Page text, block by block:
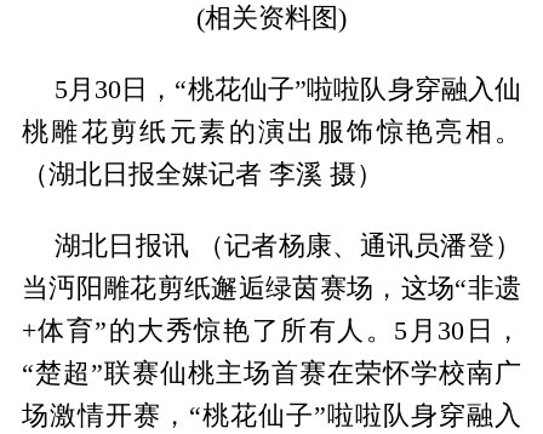
(相关资料图)
5月30日，“桃花仙子”啦啦队身穿融入仙
桃雕花剪纸元素的演出服饰惊艳亮相。
（湖北日报全媒记者 李溪 摄）
湖北日报讯 （记者杨康、通讯员潘登）
当沔阳雕花剪纸邂逅绿茵赛场，这场“非遗
+体育”的大秀惊艳了所有人。5月30日，
“楚超”联赛仙桃主场首赛在荣怀学校南广
场激情开赛，“桃花仙子”啦啦队身穿融入